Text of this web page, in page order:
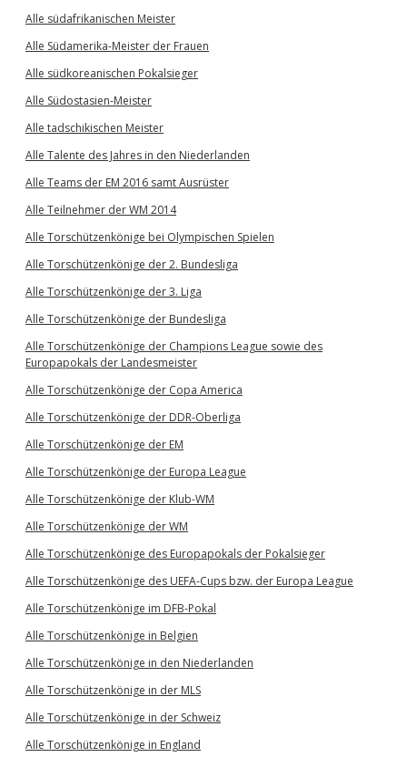
Alle südafrikanischen Meister
Alle Südamerika-Meister der Frauen
Alle südkoreanischen Pokalsieger
Alle Südostasien-Meister
Alle tadschikischen Meister
Alle Talente des Jahres in den Niederlanden
Alle Teams der EM 2016 samt Ausrüster
Alle Teilnehmer der WM 2014
Alle Torschützenkönige bei Olympischen Spielen
Alle Torschützenkönige der 2. Bundesliga
Alle Torschützenkönige der 3. Liga
Alle Torschützenkönige der Bundesliga
Alle Torschützenkönige der Champions League sowie des
Europapokals der Landesmeister
Alle Torschützenkönige der Copa America
Alle Torschützenkönige der DDR-Oberliga
Alle Torschützenkönige der EM
Alle Torschützenkönige der Europa League
Alle Torschützenkönige der Klub-WM
Alle Torschützenkönige der WM
Alle Torschützenkönige des Europapokals der Pokalsieger
Alle Torschützenkönige des UEFA-Cups bzw. der Europa League
Alle Torschützenkönige im DFB-Pokal
Alle Torschützenkönige in Belgien
Alle Torschützenkönige in den Niederlanden
Alle Torschützenkönige in der MLS
Alle Torschützenkönige in der Schweiz
Alle Torschützenkönige in England